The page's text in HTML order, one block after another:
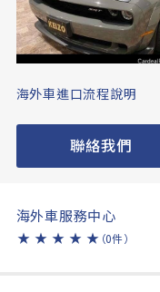
海外車進口流程說明
聯絡我們
海外車服務中心
★ ★ ★ ★ ★ （0件）